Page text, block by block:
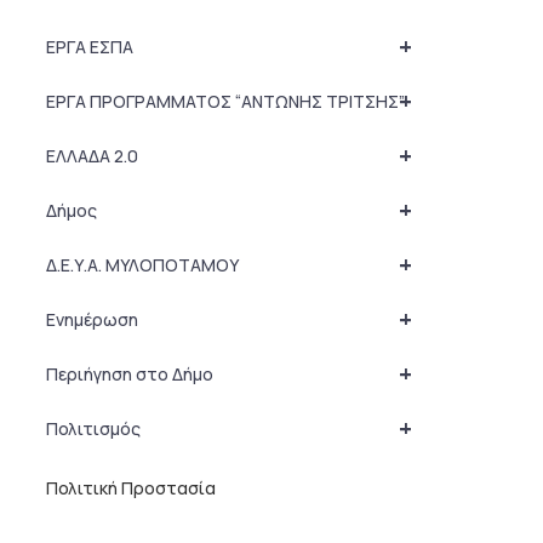
+
ΕΡΓΑ ΕΣΠΑ
+
ΕΡΓΑ ΠΡΟΓΡΑΜΜΑΤΟΣ “ΑΝΤΩΝΗΣ ΤΡΙΤΣΗΣ”
+
ΕΛΛΑΔΑ 2.0
+
Δήμος
+
Δ.Ε.Υ.Α. ΜΥΛΟΠΟΤΑΜΟΥ
+
Ενημέρωση
+
Περιήγηση στο Δήμο
+
Πολιτισμός
Πολιτική Προστασία